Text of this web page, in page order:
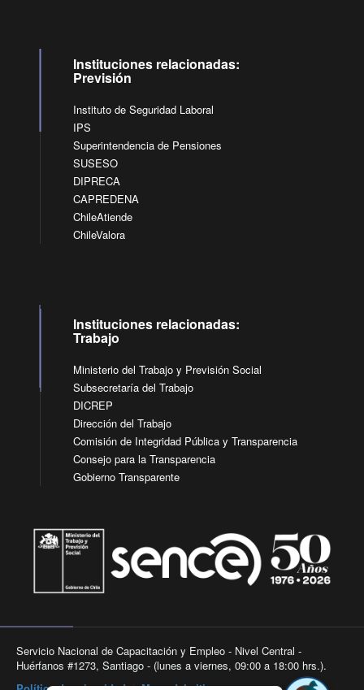
Instituciones relacionadas:
Previsión
Instituto de Seguridad Laboral
IPS
Superintendencia de Pensiones
SUSESO
DIPRECA
CAPREDENA
ChileAtiende
ChileValora
Instituciones relacionadas:
Trabajo
Ministerio del Trabajo y Previsión Social
Subsecretaría del Trabajo
DICREP
Dirección del Trabajo
Comisión de Integridad Pública y Transparencia
Consejo para la Transparencia
Gobierno Transparente
Servicio Nacional de Capacitación y Empleo - Nivel Central -
Huérfanos #1273, Santiago - (lunes a viernes, 09:00 a 18:00 hrs.).